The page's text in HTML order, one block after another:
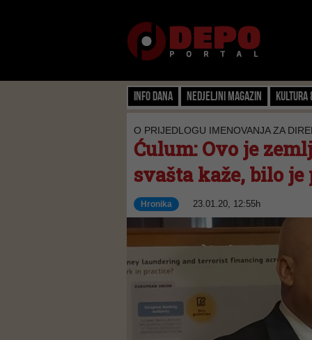
Info dana Nedjeljni magazin Kultura
O PRIJEDLOGU IMENOVANJA ZA
Ćulum: Ovo je
svašta kaže, bilo
Hronika 23.01.20, 12:55h